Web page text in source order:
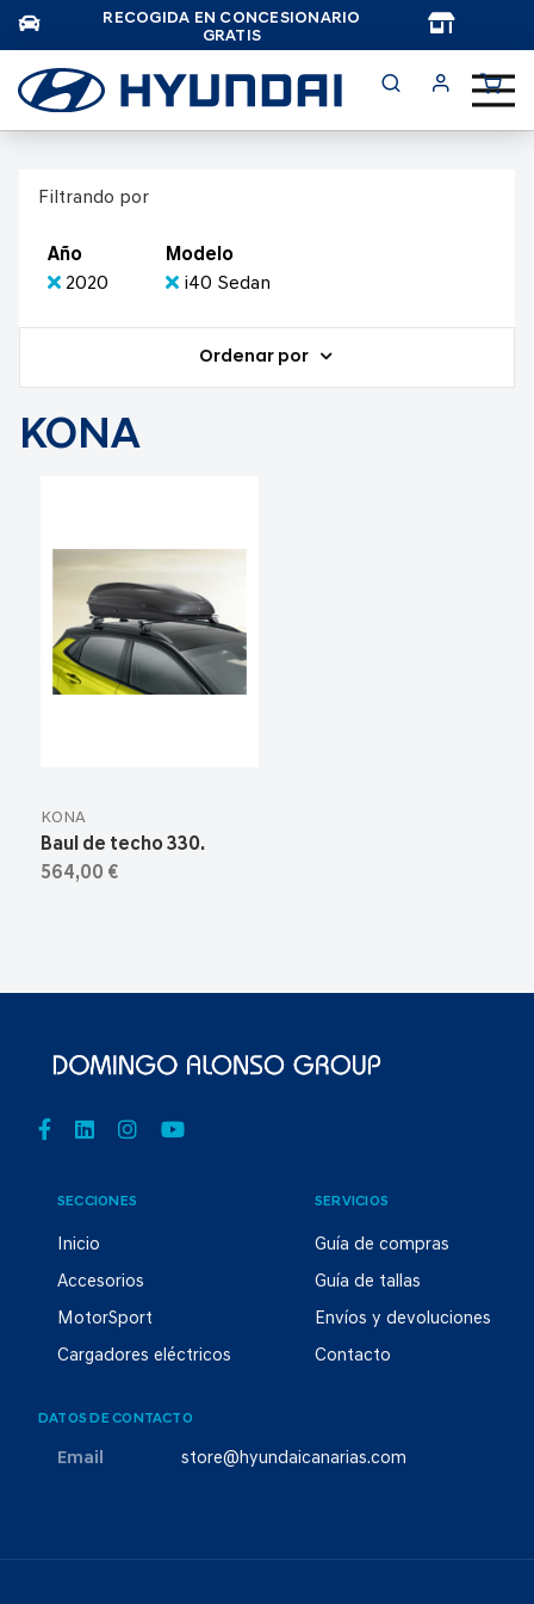
RECOGIDA EN CONCESIONARIO
GRATIS
Filtrando por
Año
2020
Modelo
i40 Sedan
Ordenar por
KONA
KONA
Baul de techo 330.
564,00 €
SECCIONES
Inicio
Accesorios
MotorSport
Cargadores eléctricos
SERVICIOS
Guía de compras
Guía de tallas
Envíos y devoluciones
Contacto
DATOS DE CONTACTO
Email store@hyundaicanarias.com